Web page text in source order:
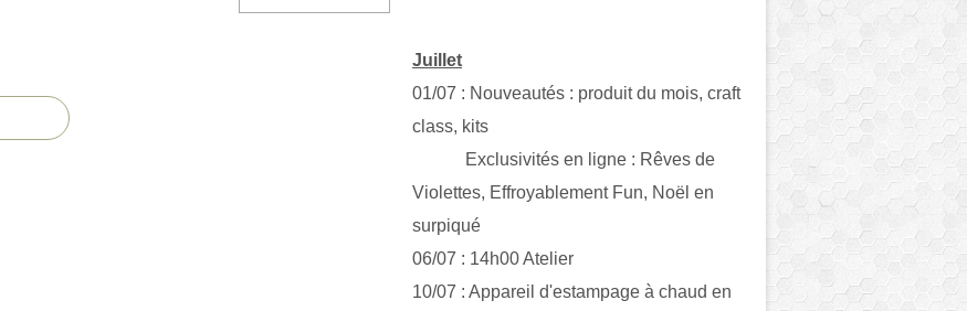
Juillet
01/07 : Nouveautés : produit du mois, craft
class, kits
Exclusivités en ligne : Rêves de
Violettes, Effroyablement Fun, Noël en
surpiqué
06/07 : 14h00 Atelier
10/07 : Appareil d'estampage à chaud en